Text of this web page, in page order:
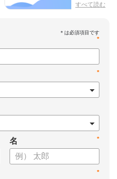
すべて読む
*
*
*
名
*